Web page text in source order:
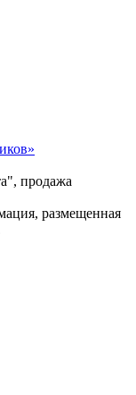
продажа
размещенная